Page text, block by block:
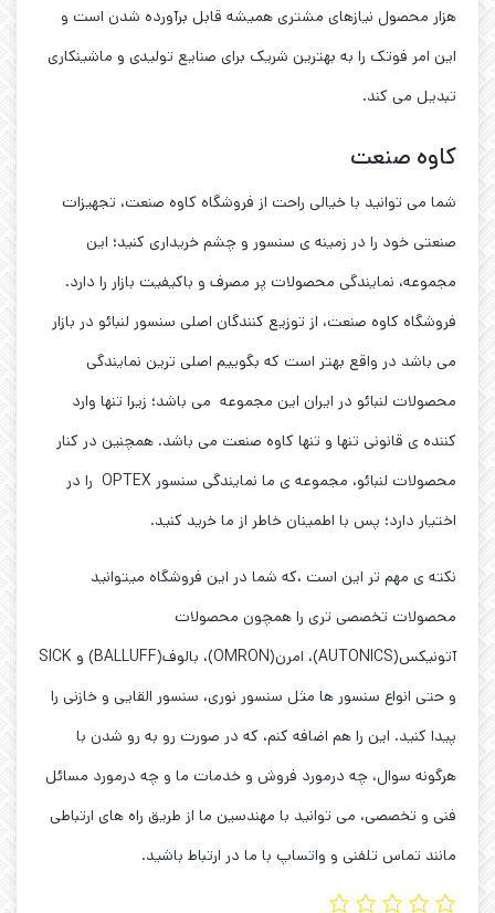
هزار محصول نیازهای مشتری همیشه قابل برآورده شدن است و
این امر فوتک را به بهترین شریک برای صنایع تولیدی و ماشینکاری
تبدیل می کند.
کاوه صنعت
شما می توانید با خیالی راحت از فروشگاه کاوه صنعت، تجهیزات
صنعتی خود را در زمینه ی سنسور و چشم خریداری کنید؛ این
مجموعه، نمایندگی محصولات پر مصرف و باکیفیت بازار را دارد.
فروشگاه کاوه صنعت، از توزیع کنندگان اصلی سنسور لنبائو در بازار
می باشد در واقع بهتر است که بگوییم اصلی ترین نمایندگی
محصولات لنبائو در ایران این مجموعه می باشد؛ زیرا تنها وارد
کننده ی قانونی تنها و تنها کاوه صنعت می باشد. همچنین در کنار
محصولات لنبائو، مجموعه ی ما نمایندگی سنسور OPTEX را در
اختیار دارد؛ پس با اطمینان خاطر از ما خرید کنید.
نکته ی مهم تر این است ،که شما در این فروشگاه میتوانید
محصولات تخصصی تری را همچون محصولات
آتونیکس(AUTONICS)، امرن(OMRON)، بالوف(BALLUFF) و SICK
و حتی انواع سنسور ها مثل سنسور نوری، سنسور القایی و خازنی را
پیدا کنید. این را هم اضافه کنم، که در صورت رو به رو شدن با
هرگونه سوال، چه درمورد فروش و خدمات ما و چه درمورد مسائل
فنی و تخصصی، می توانید با مهندسین ما از طریق راه های ارتباطی
مانند تماس تلفنی و واتساپ با ما در ارتباط باشید.